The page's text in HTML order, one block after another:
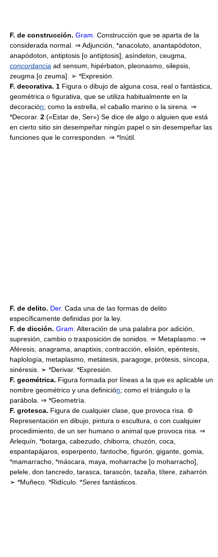
F. de construcción. Gram. Construcción que se aparta de la
considerada normal. ⇒ Adjunción, *anacoluto, anantapódoton,
anapódoton, antiptosis [o antíptosis], asíndeton, ceugma,
concordancia ad sensum, hipérbaton, pleonasmo, silepsis,
zeugma [o zeuma]. ➢ *Expresión.
F. decorativa. 1 Figura o dibujo de alguna cosa, real o fantástica,
geométrica o figurativa, que se utiliza habitualmente en la
decoración; como la estrella, el caballo marino o la sirena. ⇒
*Decorar. 2 («Estar de, Ser») Se dice de algo o alguien que está
en cierto sitio sin desempeñar ningún papel o sin desempeñar las
funciones que le corresponden. ⇒ *Inútil.
F. de delito. Der. Cada una de las formas de delito
específicamente definidas por la ley.
F. de dicción. Gram. Alteración de una palabra por adición,
supresión, cambio o trasposición de sonidos. ≃ Metaplasmo. ⇒
Aféresis, anagrama, anaptixis, contracción, elisión, epéntesis,
haplología, metaplasmo, metátesis, paragoge, prótesis, síncopa,
sinéresis. ➢ *Derivar. *Expresión.
F. geométrica. Figura formada por líneas a la que es aplicable un
nombre geométrico y una definición; como el triángulo o la
parábola. ⇒ *Geometría.
F. grotesca. Figura de cualquier clase, que provoca risa. ⊚
Representación en dibujo, pintura o escultura, o con cualquier
procedimiento, de un ser humano o animal que provoca risa. ⇒
Arlequín, *botarga, cabezudo, chiborra, chuzón, coca,
espantapájaros, esperpento, fantoche, figurón, gigante, gomia,
*mamarracho, *máscara, maya, moharrache [o moharracho],
pelele, don tancredo, tarasca, tarascón, tazaña, títere, zaharrón.
➢ *Muñeco. *Ridículo. *Seres fantásticos.